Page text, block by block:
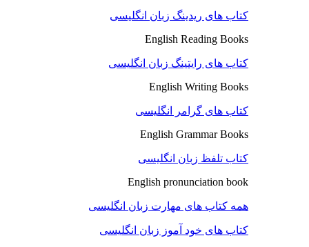
کتاب های ریدینگ زبان انگلیسی
English Reading Books
کتاب های رایتینگ زبان انگلیسی
English Writing Books
کتاب های گرامر انگلیسی
English Grammar Books
کتاب تلفظ زبان انگلیسی
English pronunciation book
همه کتاب های مهارت زبان انگلیسی
کتاب های خود آموز زبان انگلیسی